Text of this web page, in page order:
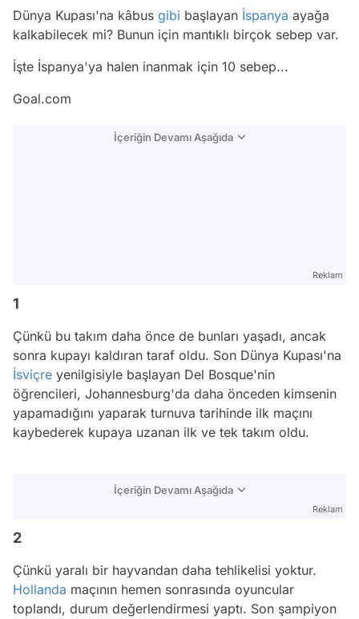
Dünya Kupası'na kâbus gibi başlayan İspanya ayağa
kalkabilecek mi? Bunun için mantıklı birçok sebep var.
İşte İspanya'ya halen inanmak için 10 sebep...
Goal.com
İçeriğin Devamı Aşağıda
Reklam
1
Çünkü bu takım daha önce de bunları yaşadı, ancak
sonra kupayı kaldıran taraf oldu. Son Dünya Kupası'na
İsviçre yenilgisiyle başlayan Del Bosque'nin
öğrencileri, Johannesburg'da daha önceden kimsenin
yapamadığını yaparak turnuva tarihinde ilk maçını
kaybederek kupaya uzanan ilk ve tek takım oldu.
İçeriğin Devamı Aşağıda
Reklam
2
Çünkü yaralı bir hayvandan daha tehlikelisi yoktur.
Hollanda maçının hemen sonrasında oyuncular
toplandı, durum değerlendirmesi yaptı. Son şampiyon